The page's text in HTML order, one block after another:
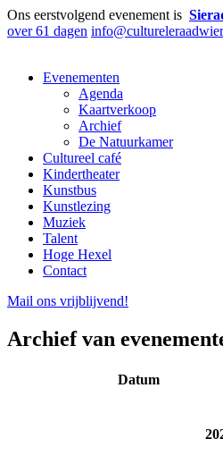
Ons eerstvolgend evenement is
over 61 dagen
Evenementen
Agenda
Kaartverkoop
Archief
De Natuurkamer
Cultureel café
Kindertheater
Kunstbus
Kunstlezing
Muziek
Talent
Hoge Hexel
Contact
Mail ons vrijblijvend!
Archief van
Datum